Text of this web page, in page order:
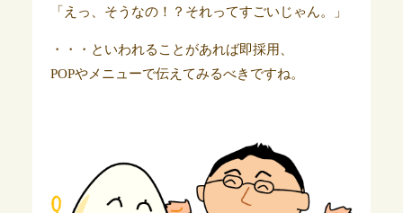
「えっ、そうなの！？それってすごいじゃん。」
・・・といわれることがあれば即採用、
POPやメニューで伝えてみるべきですね。